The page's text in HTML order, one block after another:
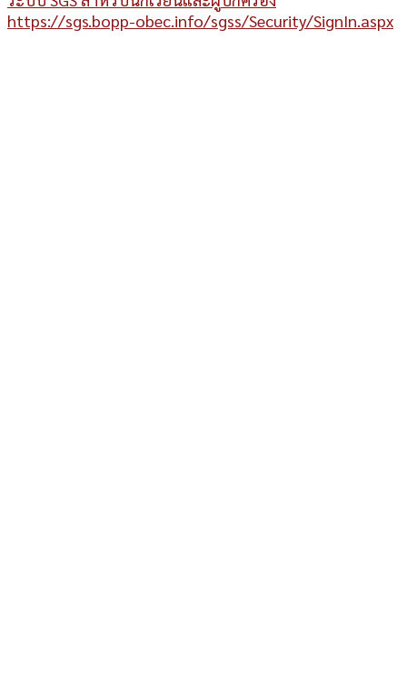
https://sgs.bopp-obec.info/sgss/Security/SignIn.aspx